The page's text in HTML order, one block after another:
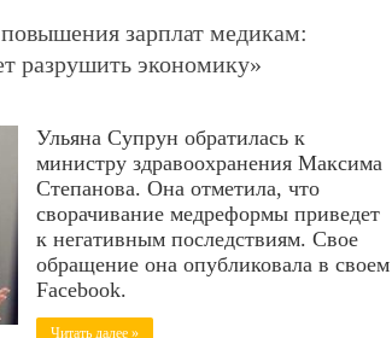
зарплат медикам:
разрушить экономику»
Ульяна Супрун обратилась к
министру здравоохранения Максима
Степанова. Она отметила, что
сворачивание медреформы приведет
к негативным последствиям. Свое
обращение она опубликовала в своем
Facebook.
Читать далее »